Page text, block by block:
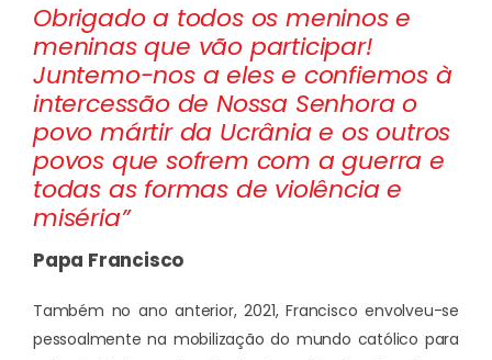
Obrigado a todos os meninos e
meninas que vão participar!
Juntemo-nos a eles e confiemos à
intercessão de Nossa Senhora o
povo mártir da Ucrânia e os outros
povos que sofrem com a guerra e
todas as formas de violência e
miséria”
Papa Francisco
Também no ano anterior, 2021, Francisco envolveu-se
pessoalmente na mobilização do mundo católico para